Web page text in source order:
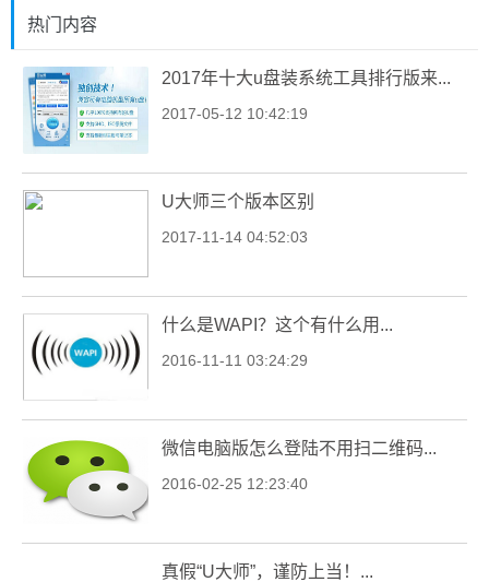
热门内容
2017年十大u盘装系统工具排行版来...
2017-05-12 10:42:19
U大师三个版本区别
2017-11-14 04:52:03
什么是WAPI？这个有什么用...
2016-11-11 03:24:29
微信电脑版怎么登陆不用扫二维码...
2016-02-25 12:23:40
真假“U大师”，谨防上当！...